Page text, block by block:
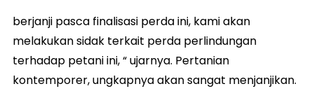
berjanji pasca finalisasi perda ini, kami akan
melakukan sidak terkait perda perlindungan
terhadap petani ini, “ ujarnya. Pertanian
kontemporer, ungkapnya akan sangat menjanjikan.